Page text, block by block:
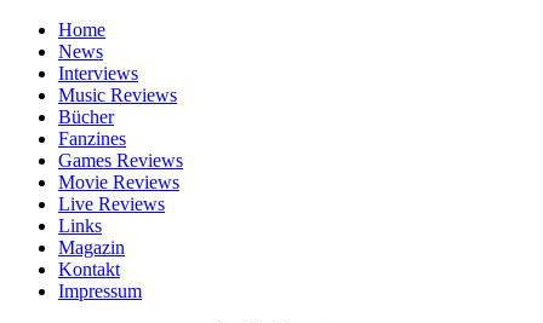
Home
News
Interviews
Music Reviews
Bücher
Fanzines
Games Reviews
Movie Reviews
Live Reviews
Links
Magazin
Kontakt
Impressum